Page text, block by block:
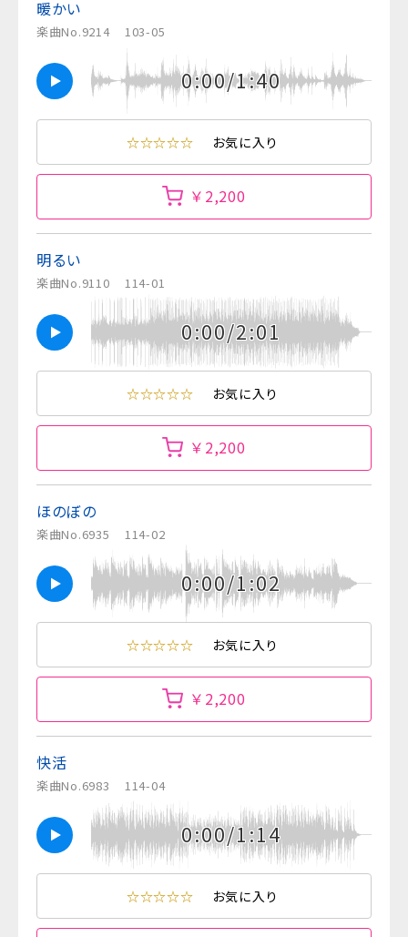
暖かい
楽曲No.9214 103-05
0:00/1:40
☆☆☆☆☆ お気に入り
￥2,200
明るい
楽曲No.9110 114-01
0:00/2:01
☆☆☆☆☆ お気に入り
￥2,200
ほのぼの
楽曲No.6935 114-02
0:00/1:02
☆☆☆☆☆ お気に入り
￥2,200
快活
楽曲No.6983 114-04
0:00/1:14
☆☆☆☆☆ お気に入り